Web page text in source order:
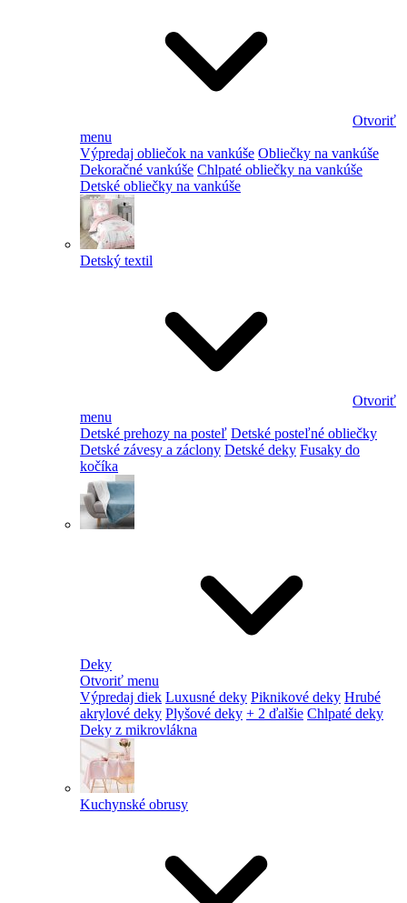
Otvoriť
menu
Výpredaj obliečok na vankúše Obliečky na vankúše
Dekoračné vankúše Chlpaté obliečky na vankúše
Detské obliečky na vankúše
Detský textil
Otvoriť
menu
Detské prehozy na posteľ Detské posteľné obliečky
Detské závesy a záclony Detské deky Fusaky do
kočíka
Deky
Otvoriť menu
Výpredaj diek Luxusné deky Piknikové deky Hrubé
akrylové deky Plyšové deky + 2 ďalšie Chlpaté deky
Deky z mikrovlákna
Kuchynské obrusy